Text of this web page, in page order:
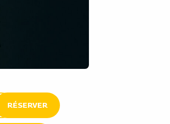
RÉSERVER